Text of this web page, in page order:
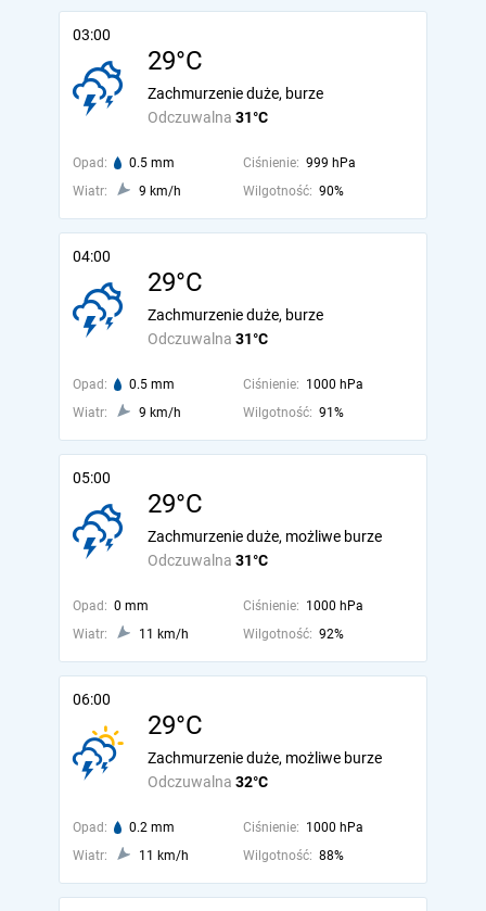
03:00
29°C
Odczuwalna 31°C
Zachmurzenie duże, burze
Opad: 0.5 mm Ciśnienie: 999 hPa
Wiatr:
9 km/h Wilgotność: 90%
04:00
29°C
Odczuwalna 31°C
Zachmurzenie duże, burze
Opad: 0.5 mm Ciśnienie: 1000 hPa
Wiatr:
9 km/h Wilgotność: 91%
05:00
29°C
Odczuwalna 31°C
Zachmurzenie duże, możliwe burze
Opad: 0 mm Ciśnienie: 1000 hPa
Wiatr:
11 km/h Wilgotność: 92%
06:00
29°C
Odczuwalna 32°C
Zachmurzenie duże, możliwe burze
Opad: 0.2 mm Ciśnienie: 1000 hPa
Wiatr:
11 km/h Wilgotność: 88%